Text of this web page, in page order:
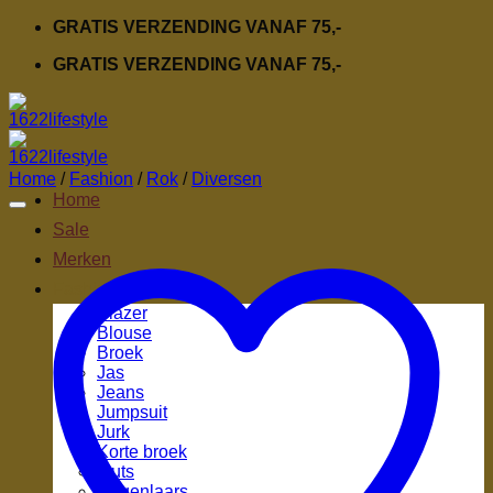
inhoud
GRATIS VERZENDING VANAF 75,-
GRATIS VERZENDING VANAF 75,-
Home
Sale
Merken
Fashion
Blazer
Blouse
Broek
Jas
Jeans
Jumpsuit
Jurk
Korte broek
Muts
Home / Fashion / Rok / Diversen